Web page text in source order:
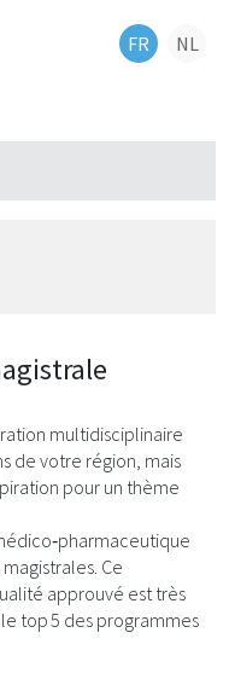
FR NL
multidisciplinaire
de votre région, mais
pour un thème
Ce
approuvé est très
top 5 des programmes